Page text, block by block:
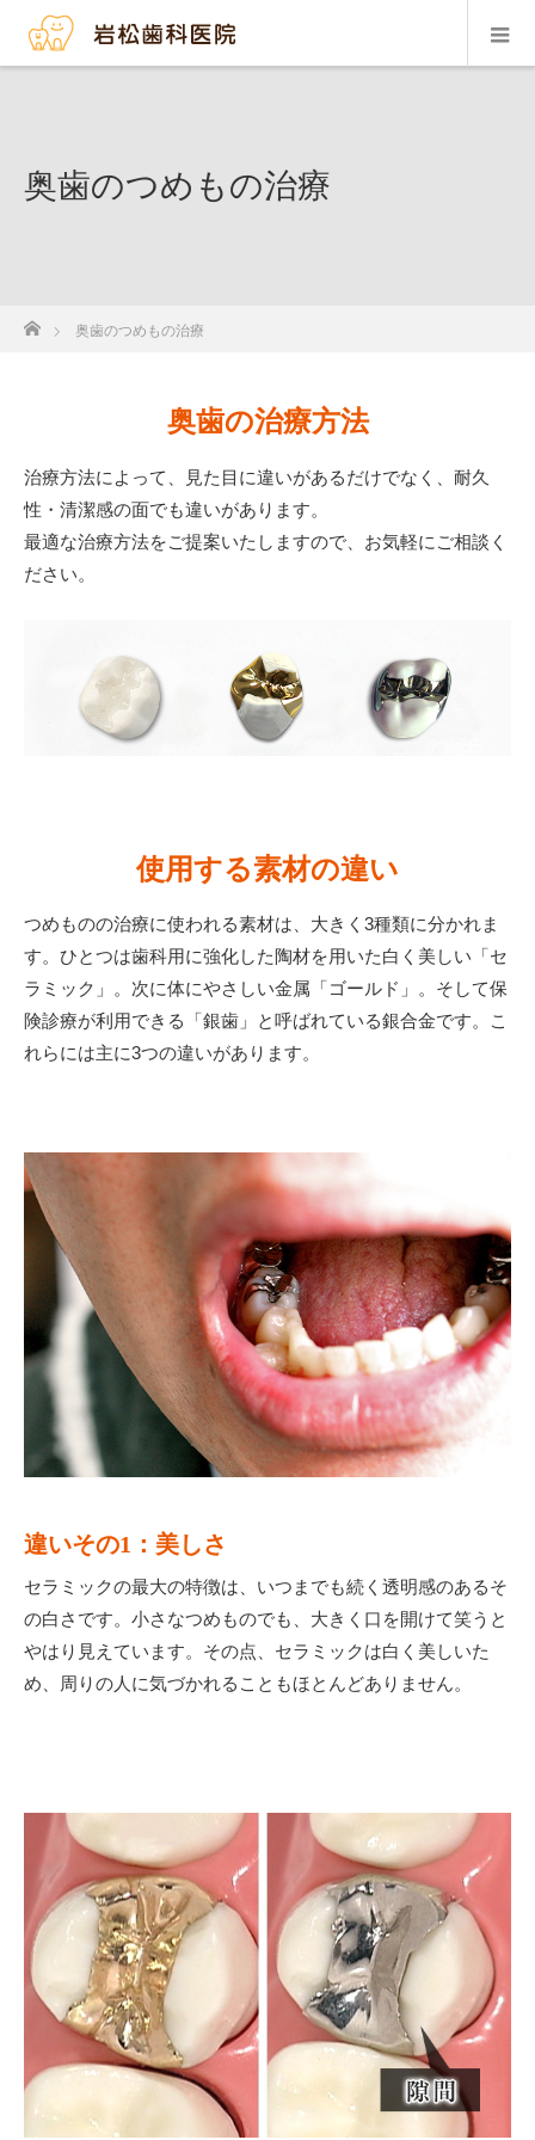
奥歯のつめもの治療
ホーム
奥歯のつめもの治療
奥歯の治療方法
治療方法によって、見た目に違いがあるだけでなく、耐久
性・清潔感の面でも違いがあります。
最適な治療方法をご提案いたしますので、お気軽にご相談く
ださい。
使用する素材の違い
つめものの治療に使われる素材は、大きく3種類に分かれま
す。ひとつは歯科用に強化した陶材を用いた白く美しい「セ
ラミック」。次に体にやさしい金属「ゴールド」。そして保
険診療が利用できる「銀歯」と呼ばれている銀合金です。こ
れらには主に3つの違いがあります。
違いその1：美しさ
セラミックの最大の特徴は、いつまでも続く透明感のあるそ
の白さです。小さなつめものでも、大きく口を開けて笑うと
やはり見えています。その点、セラミックは白く美しいた
め、周りの人に気づかれることもほとんどありません。